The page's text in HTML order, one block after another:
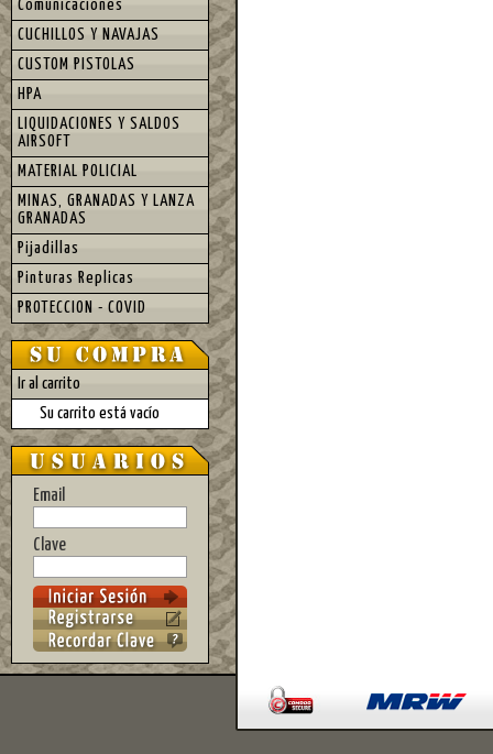
Comunicaciones
CUCHILLOS Y NAVAJAS
CUSTOM PISTOLAS
HPA
LIQUIDACIONES Y SALDOS
AIRSOFT
MATERIAL POLICIAL
MINAS, GRANADAS Y LANZA
GRANADAS
Pijadillas
Pinturas Replicas
PROTECCION - COVID
Ir al carrito
Su carrito está vacío
Email
Clave